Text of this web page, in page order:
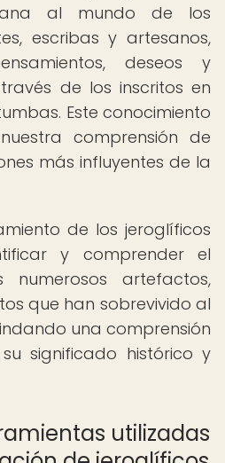
al mundo de los
escribas y artesanos,
deseos y
de los inscritos en
Este conocimiento
comprensión de
más influyentes de la
de los jeroglíficos
y comprender el
artefactos,
que han sobrevivido al
una comprensión
significado histórico y
utilizadas